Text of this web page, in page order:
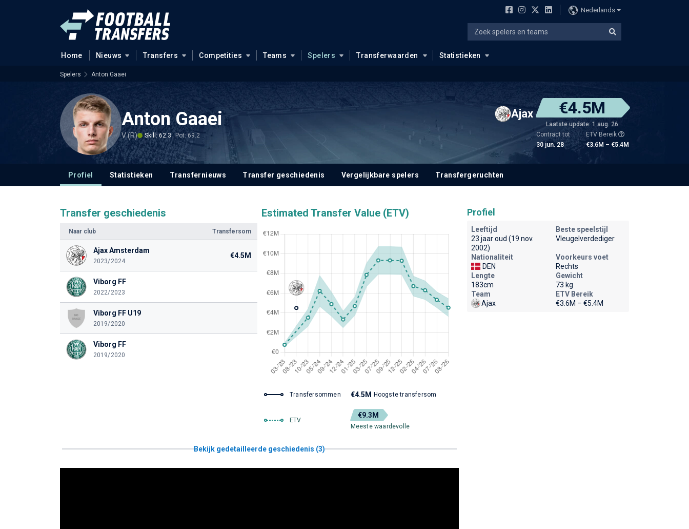
Nederlands
Home Nieuws Transfers Competities Teams Spelers Transferwaarden Statistieken
Spelers Anton Gaaei
Anton Gaaei
V (R) Skill: 62.3 Pot: 69.2
Ajax €4.5M
Laatste update: 1 aug. 26
Contract tot
30 jun. 28
ETV Bereik
€3.6M – €5.4M
Profiel Statistieken Transfernieuws Transfer geschiedenis Vergelijkbare spelers Transfergeruchten
Transfer geschiedenis
Naar club Transfersom
Ajax Amsterdam
2023/2024
€4.5M
Viborg FF
2022/2023
Viborg FF U19
2019/2020
Viborg FF
2019/2020
Estimated Transfer Value (ETV)
Transfersommen €4.5M Hoogste transfersom
ETV
€9.3M
Meeste waardevolle
Bekijk gedetailleerde geschiedenis (3)
Profiel
Leeftijd
23 jaar oud (19 nov.
2002)
Beste speelstijl
Vleugelverdediger
Nationaliteit
DEN
Voorkeurs voet
Rechts
Lengte
183cm
Gewicht
73 kg
Team
Ajax
ETV Bereik
€3.6M – €5.4M